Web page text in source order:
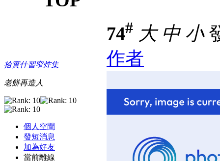
拾實什習窄炸集
老餅再造人
個人空間
發短消息
加為好友
當前離線
74# 大 中 小
作者